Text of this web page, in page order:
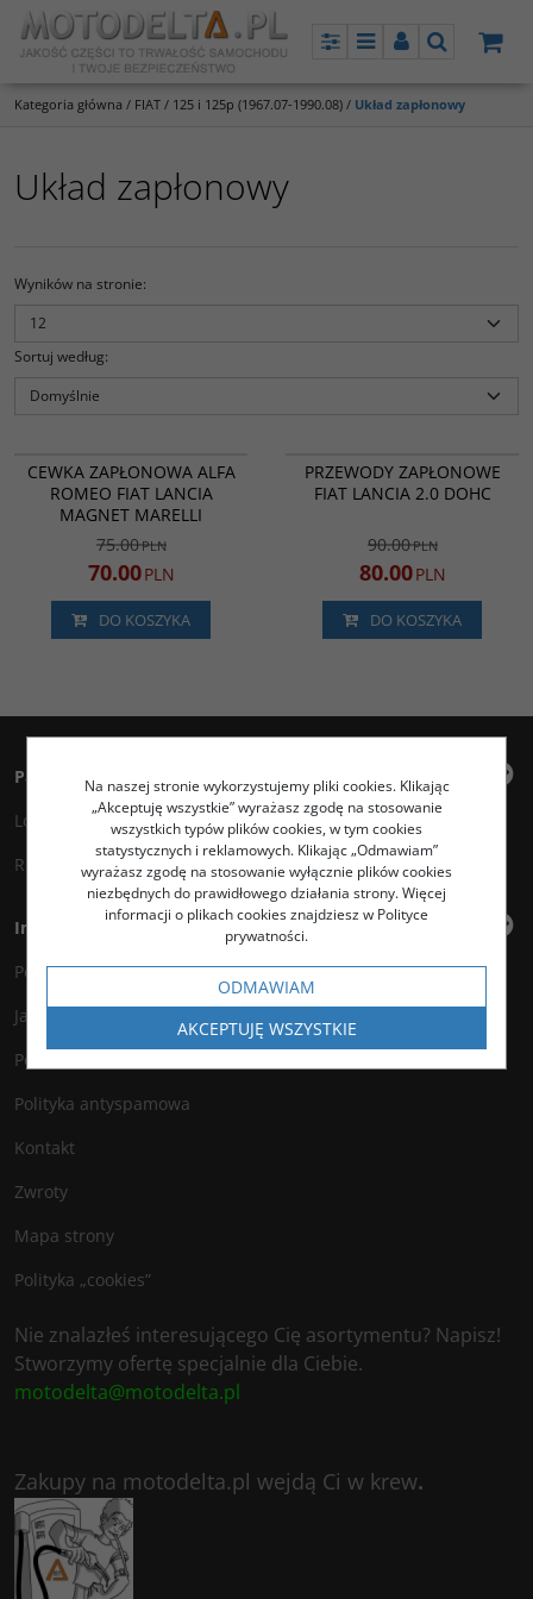
PanelMenuPanelSzukaj
Kategoria główna / FIAT / 125 i 125p (1967.07-1990.08) / Układ zapłonowy
Układ zapłonowy
Wyników na stronie:
Sortuj według:
PROMOCJA
CEWKA ZAPŁONOWA ALFA
ROMEO FIAT LANCIA
MAGNET MARELLI
75.00PLN
70.00PLN
DO KOSZYKA
PROMOCJA
PRZEWODY ZAPŁONOWE
FIAT LANCIA 2.0 DOHC
90.00PLN
80.00PLN
DO KOSZYKA
Panel klienta
Logowanie
Rejestracja
Informacje
Polityka prywatności
Jak kupować?
Polityka legalności
Polityka antyspamowa
Kontakt
Zwroty
Mapa strony
Polityka „cookies”
Nie znalazłeś interesującego Cię asortymentu? Napisz!
Stworzymy ofertę specjalnie dla Ciebie.
motodelta@motodelta.pl
Zakupy na motodelta.pl wejdą Ci w krew.
Na naszej stronie wykorzystujemy pliki cookies. Klikając
„Akceptuję wszystkie” wyrażasz zgodę na stosowanie
wszystkich typów plików cookies, w tym cookies
statystycznych i reklamowych. Klikając „Odmawiam”
wyrażasz zgodę na stosowanie wyłącznie plików cookies
niezbędnych do prawidłowego działania strony. Więcej
informacji o plikach cookies znajdziesz w Polityce
prywatności.
ODMAWIAM
AKCEPTUJĘ WSZYSTKIE